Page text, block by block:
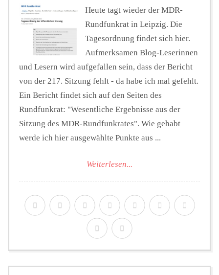
Heute tagt wieder der MDR-
Rundfunkrat in Leipzig. Die
Tagesordnung findet sich hier.
Aufmerksamen Blog-Leserinnen
und Lesern wird aufgefallen sein, dass der Bericht
von der 217. Sitzung fehlt - da habe ich mal gefehlt.
Ein Bericht findet sich auf den Seiten des
Rundfunkrat: "Wesentliche Ergebnisse aus der
Sitzung des MDR-Rundfunkrates". Wie gehabt
werde ich hier ausgewählte Punkte aus ...
Weiterlesen...